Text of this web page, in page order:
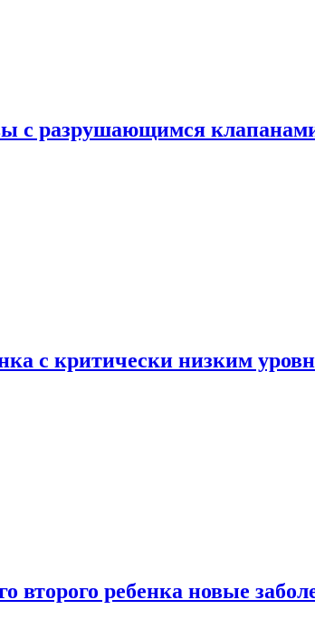
с разрушающимся
с критически низким
ребенка новые